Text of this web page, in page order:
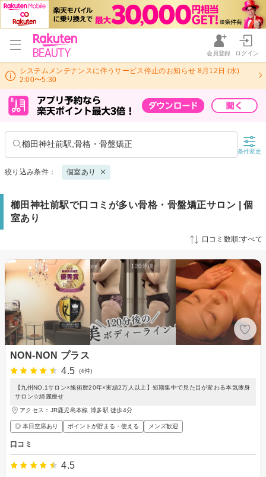
会員登録 ログイン
システムメンテナンスに伴うサービス停止のお知らせ 8月12日 (水)
2:00〜5:30
櫛田神社前駅,骨格・骨盤矯正
条件変更
絞り込み条件： 個室あり
櫛田神社前駅で口コミが多い骨格・骨盤矯正サロン | 個
室あり
口コミ数順:すべて
NON-NON プラス
4.5
(4件)
【九州NO.1サロン×施術歴20年×実績2万人以上】短期集中で見た目が変わる本気痩身
サロン☆綺麗痩せ
アクセス：JR鹿児島本線 博多駅 徒歩4分
◎ 本日空席あり ポイントが貯まる・使える メンズ歓迎
口コミ
4.5